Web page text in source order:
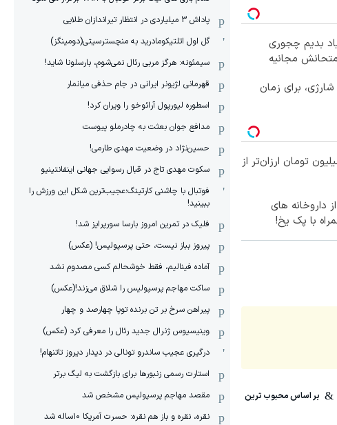
بدیم چجوری
مجانیه
برای زمان
لاغری را ۱ میلیون تومان ارزان‌تر از
داروخانه های
با پک یخ!
پاداش 3 میلیاردی در انتظار تیراندازان طلایی
گل اول اتلتیکومادرید به منچسترسیتی(دومینگز)
سیمئونه: هرگز مربی رئال نمی‌شوم، بارسلونا شاید!
قهرمانی لژیونر ایرانی در جام حذفی میانمار
اسطوره لیورپول آرائوخو را ویران کرد!
مدافع جوان بعثت به چادرملو پیوست
حسین‌نژاد در وضعیت مهدی طارمی!
سکوت مهدی تاج در قبال رسوایی جهانی اینفانتینیو
فوتبال با چاشنی کارتینگ؛عجیب‌ترین شکل این ورزش را
ببینید!
فلیک در تمرین امروز بارسا سورپرایز شد!
پیروز بباز نیست، حتی پرسپولیس! (عکس)
آماده فینالیم، فقط خوشحالم کسی مصدوم نشد
ساکت مهاجم پرسپولیس را شلاق می‌زند!(عکس)
پیراهن سرخ بر تن برنده توپا چهارصد و چهار
وینیسیوس ژنرال جدید رئال را معرفی کرد (عکس)
درگیری عجیب ساندرو تونالی در دیدار دیروز تاتنهام!
استارت رسمی زنبورها برای بازگشت به لیگ برتر
مقصد مهاجم پرسپولیس مشخص شد
نقره، نقره و باز هم نقره: حسرت آمریکا ۱۰‌ساله شد